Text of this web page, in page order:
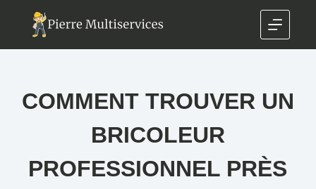
COMMENT TROUVER UN
BRICOLEUR
PROFESSIONNEL PRÈS